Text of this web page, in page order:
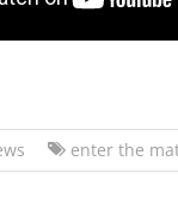
enter the